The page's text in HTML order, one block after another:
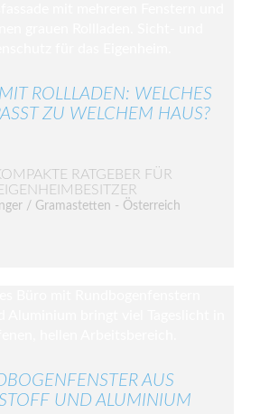
ROLLLADEN: WELCHES
ZU WELCHEM HAUS?
RATGEBER FÜR
EIGENHEIMBESITZER
/ Gramastetten - Österreich
AUS
UND ALUMINIUM